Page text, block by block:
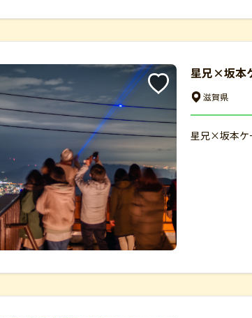
星兄×坂本
滋賀県
星兄×坂本ケ